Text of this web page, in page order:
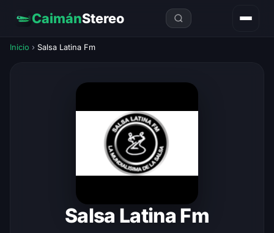
CaimánStereo
Inicio › Salsa Latina Fm
Salsa Latina Fm